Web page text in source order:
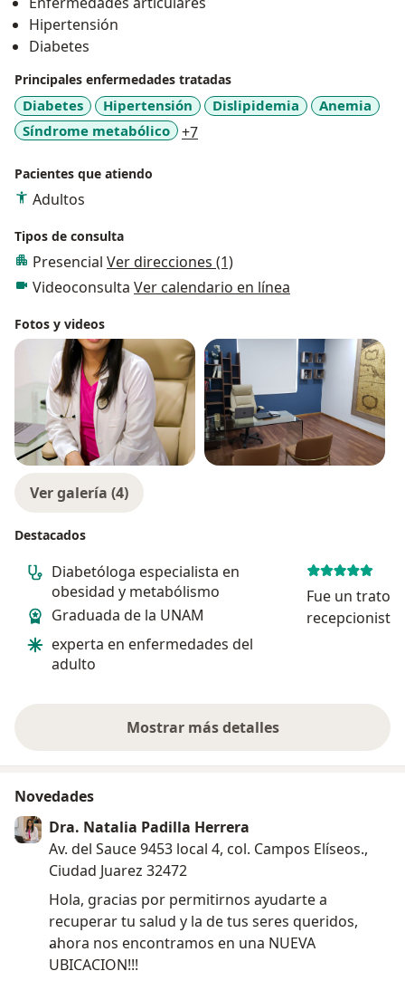
complicaciones durante y después de la cirugía.
Como médico internista he trabajado desde hace más
de 5 años en instituciones públicas como el IMSS y el
Hospital General de Ciudad Juárez, así como también
de manera privada en el Hospital Star Médica de esta
ciudad, siempre comprometida en brindar a mis
mejor trato humano, con el objetivo de que mis
pacientes puedan recuperar su salud física y mental,
así como también prevenir otras complicaciones,
buscando mejorar su calidad de vida lo más posible.
Hipertensión
Diabetes
Principales enfermedades tratadas
Diabetes Hipertensión Dislipidemia
Anemia
Síndrome metabólico
+7a11y_sr_more_diseases
Pacientes que atiendo
Adultos
Tipos de consulta
Presencial Ver direcciones (1)
Videoconsulta Ver calendario en línea
Fotos y videos
Ver galería (4)
Destacados
Diabetóloga especialista en
obesidad y metabólismo
Graduada de la UNAM
experta en enfermedades del
adulto
Fue un trato
recepcionista
Mostrar más detalles
sobre la experiencia
Novedades
Dra. Natalia Padilla Herrera
Av. del Sauce 9453 local 4, col. Campos Elíseos.,
Ciudad Juarez 32472
Hola, gracias por permitirnos ayudarte a
recuperar tu salud y la de tus seres queridos,
ahora nos encontramos en una NUEVA
UBICACION!!!